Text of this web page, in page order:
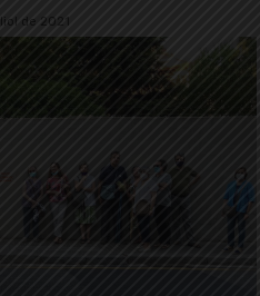
de 2021